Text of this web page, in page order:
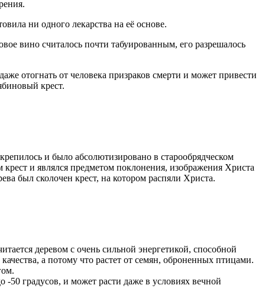
ни одного лекарства на её основе.
вино считалось почти табуированным, его разрешалось
отогнать от человека призраков смерти и может привести
крест.
и было абсолютизировано в старообрядческом
и являлся предметом поклонения, изображения Христа
был сколочен крест, на котором распяли Христа.
деревом с очень сильной энергетикой, способной
а потому что растет от семян, оброненных птицами.
градусов, и может расти даже в условиях вечной